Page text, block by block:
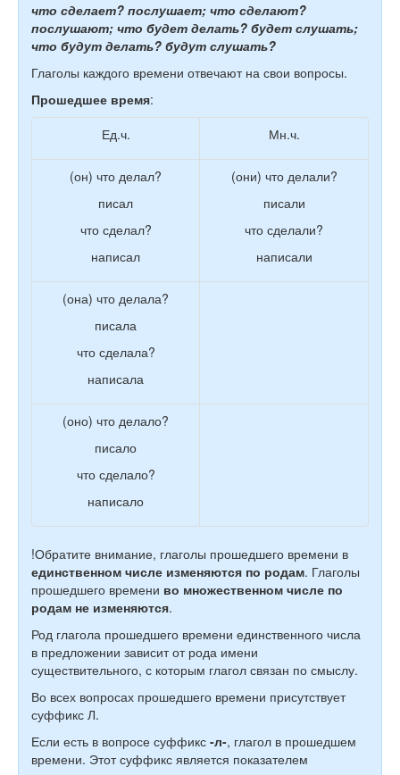
что сделает? послушает; что сделают?
послушают; что будет делать? будет слушать;
что будут делать? будут слушать?
Глаголы каждого времени отвечают на свои вопросы.
Прошедшее время:
Ед.ч.
Мн.ч.
(он) что делал?
писал
что сделал?
написал
(они) что делали?
писали
что сделали?
написали
(она) что делала?
писала
что сделала?
написала
(оно) что делало?
писало
что сделало?
написало
!Обратите внимание, глаголы прошедшего времени в
единственном числе изменяются по родам. Глаголы
прошедшего времени во множественном числе по
родам не изменяются.
Род глагола прошедшего времени единственного числа
в предложении зависит от рода имени
существительного, с которым глагол связан по смыслу.
Во всех вопросах прошедшего времени присутствует
суффикс Л.
Если есть в вопросе суффикс -л-, глагол в прошедшем
времени. Этот суффикс является показателем